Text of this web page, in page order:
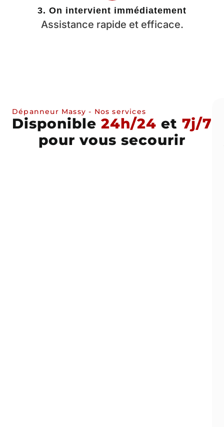
3. On intervient immédiatement
Assistance rapide et efficace.
Dépanneur Massy - Nos services
Disponible 24h/24 et 7j/7
pour vous secourir